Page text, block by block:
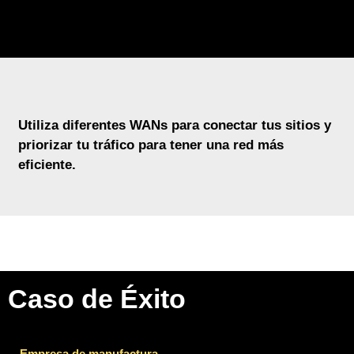
Acceso con diversas redes (WANs):
Combina enlaces de diferentes tipos de
Utiliza diferentes WANs para conectar tus sitios y
priorizar tu tráfico para tener una red más
eficiente.
Caso de Éxito